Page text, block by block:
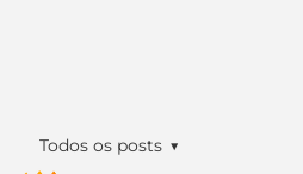
Todos os posts